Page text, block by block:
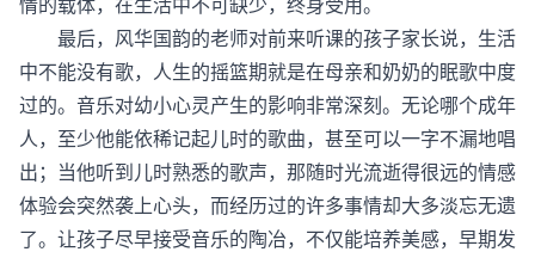
最后，风华国韵的老师对前来听课的孩子家长说，生活
中不能没有歌，人生的摇篮期就是在母亲和奶奶的眠歌中度
过的。音乐对幼小心灵产生的影响非常深刻。无论哪个成年
人，至少他能依稀记起儿时的歌曲，甚至可以一字不漏地唱
出；当他听到儿时熟悉的歌声，那随时光流逝得很远的情感
体验会突然袭上心头，而经历过的许多事情却大多淡忘无遗
了。让孩子尽早接受音乐的陶冶，不仅能培养美感，早期发